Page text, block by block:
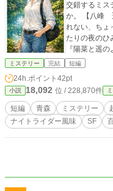
交錯するミステリー。 遥とカールは
か。 【八峰 遥シリーズ】第２弾、連載開始。 本編では見ら
れない、ちょ
たりの夜のひ
『陽菜と遥のよる
ありR18作品です https://novel18.syosetu.com/
ミステリー 完結 短編
24h.ポイント 42pt
小説 18,092 位 / 228,870件
短編 青森 ミステリー
ナイトライダー風味
SF